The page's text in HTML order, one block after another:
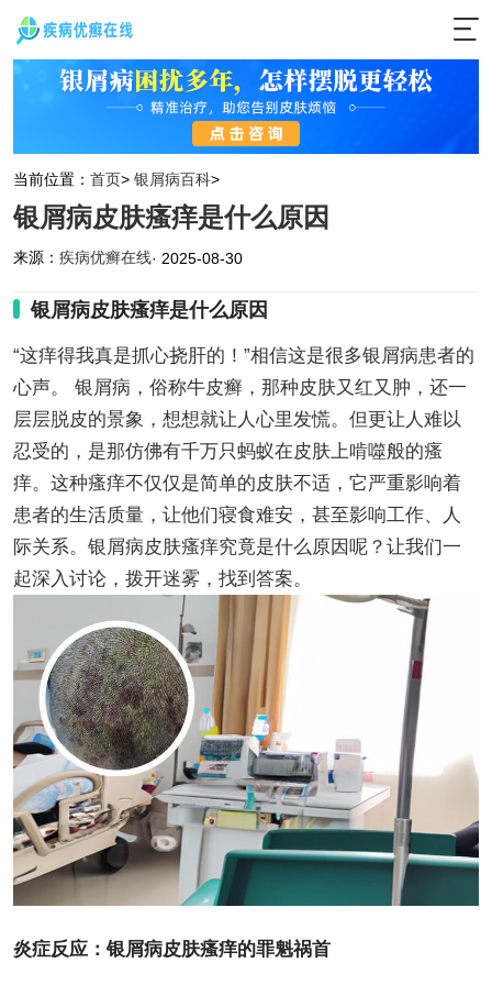
当前位置： 首页> 银屑病百科>
银屑病皮肤瘙痒是什么原因
来源： 疾病优癣在线· 2025-08-30
银屑病皮肤瘙痒是什么原因
“这痒得我真是抓心挠肝的！”相信这是很多银屑病患者的
心声。 银屑病，俗称牛皮癣，那种皮肤又红又肿，还一
层层脱皮的景象，想想就让人心里发慌。但更让人难以
忍受的，是那仿佛有千万只蚂蚁在皮肤上啃噬般的瘙
痒。这种瘙痒不仅仅是简单的皮肤不适，它严重影响着
患者的生活质量，让他们寝食难安，甚至影响工作、人
际关系。银屑病皮肤瘙痒究竟是什么原因呢？让我们一
起深入讨论，拨开迷雾，找到答案。
炎症反应：银屑病皮肤瘙痒的罪魁祸首